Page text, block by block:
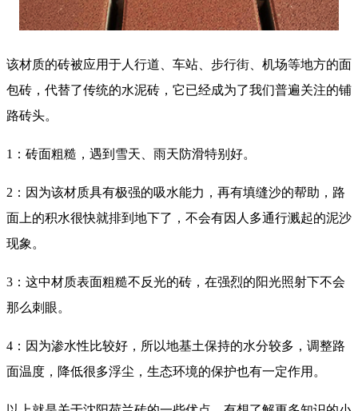
该材质的砖被应用于人行道、车站、步行街、机场等地方的面
包砖，代替了传统的水泥砖，它已经成为了我们普遍关注的铺
路砖头。
1：砖面粗糙，遇到雪天、雨天防滑特别好。
2：因为该材质具有极强的吸水能力，再有填缝沙的帮助，路
面上的积水很快就排到地下了，不会有因人多通行溅起的泥沙
现象。
3：这中材质表面粗糙不反光的砖，在强烈的阳光照射下不会
那么刺眼。
4：因为渗水性比较好，所以地基土保持的水分较多，调整路
面温度，降低很多浮尘，生态环境的保护也有一定作用。